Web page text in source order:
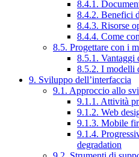
8.4.1.
8.4.2. Benefici
8.4.3. Risorse
8.4.4. Come
8.5. Progettare con i
8.5.1. Vantaggi
8.5.2. I modelli
9. Sviluppo dell’interfaccia
9.1. Approccio allo
9.1.1. Attività
9.1.2. Web
9.1.3. Mobile
9.1.4.
degradation